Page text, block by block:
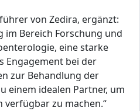
von Zedira, ergänzt:
im Bereich Forschung und
eine starke
Engagement bei der
zur Behandlung der
einem idealen Partner, um
verfügbar zu machen.“